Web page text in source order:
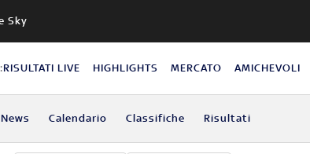
Sky
RISULTATI LIVE HIGHLIGHTS MERCATO AMICHEVOLI
News Calendario Classifiche Risultati